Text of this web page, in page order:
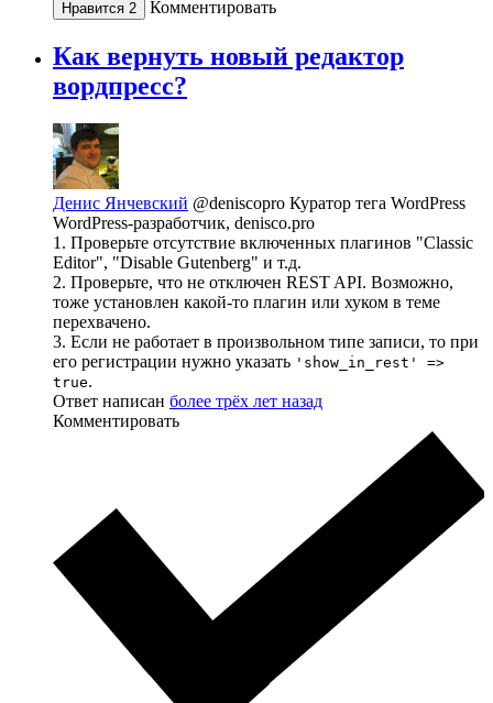
Нравится 2 Комментировать
Как вернуть новый редактор
вордпресс?
Денис Янчевский @deniscopro Куратор тега WordPress
WordPress-разработчик, denisco.pro
1. Проверьте отсутствие включенных плагинов "Classic
Editor", "Disable Gutenberg" и т.д.
2. Проверьте, что не отключен REST API. Возможно,
тоже установлен какой-то плагин или хуком в теме
перехвачено.
3. Если не работает в произвольном типе записи, то при
его регистрации нужно указать 'show_in_rest' =>
true.
Ответ написан более трёх лет назад
Комментировать